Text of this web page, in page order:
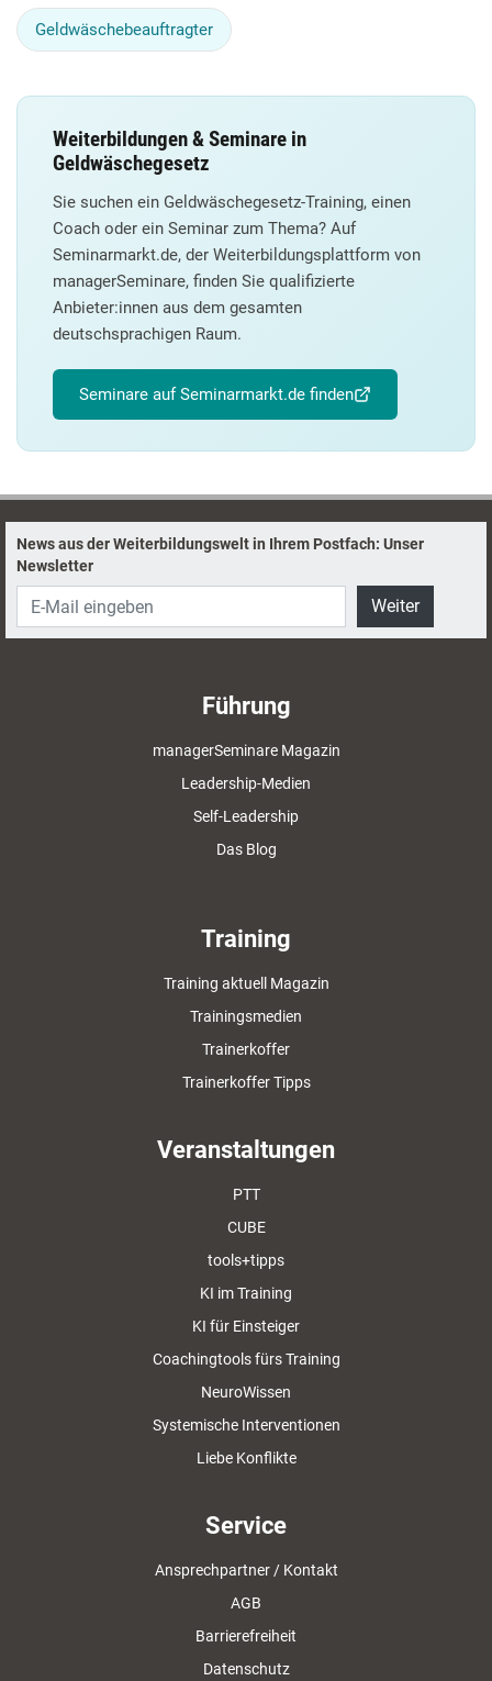
Geldwäschebeauftragter
Weiterbildungen & Seminare in
Geldwäschegesetz
Sie suchen ein Geldwäschegesetz-Training, einen
Coach oder ein Seminar zum Thema? Auf
Seminarmarkt.de, der Weiterbildungsplattform von
managerSeminare, finden Sie qualifizierte
Anbieter:innen aus dem gesamten
deutschsprachigen Raum.
Seminare auf Seminarmarkt.de finden
News aus der Weiterbildungswelt in Ihrem Postfach: Unser
Newsletter
Weiter
Führung
managerSeminare Magazin
Leadership-Medien
Self-Leadership
Das Blog
Training
Training aktuell Magazin
Trainingsmedien
Trainerkoffer
Trainerkoffer Tipps
Veranstaltungen
PTT
CUBE
tools+tipps
KI im Training
KI für Einsteiger
Coachingtools fürs Training
NeuroWissen
Systemische Interventionen
Liebe Konflikte
Service
Ansprechpartner / Kontakt
AGB
Barrierefreiheit
Datenschutz